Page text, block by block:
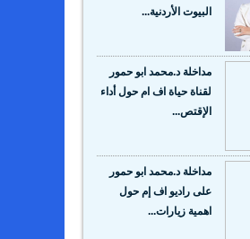
البيوت الأردنية...
مداخلة د.محمد ابو حمور
لقناة حياة اف ام حول أداء
الإقتص...
مداخلة د.محمد ابو حمور
على راديو اف إم حول
اهمية زيارات...